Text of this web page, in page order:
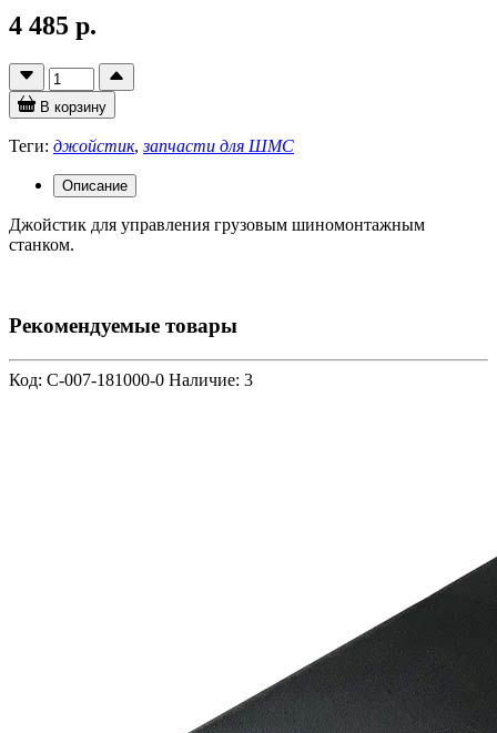
4 485 р.
В корзину
Теги: джойстик,запчасти для ШМС
Описание
Джойстик для управления грузовым шиномонтажным
станком.
Рекомендуемые товары
Код: C-007-181000-0 Наличие: 3